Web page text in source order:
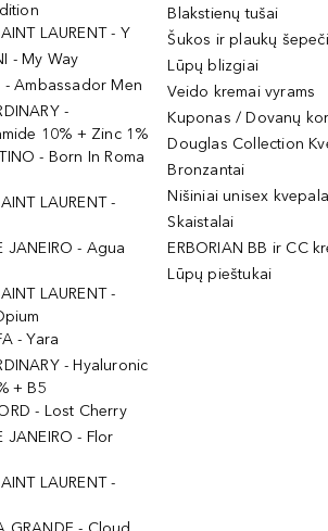
LAURENT - Y
- My Way
- Ambassador Men
-
10% + Zinc 1%
- Born In Roma
LAURENT -
JANEIRO - Agua
LAURENT -
- Yara
- Hyaluronic
+ B5
- Lost Cherry
JANEIRO - Flor
LAURENT -
Blakstienų tušai
Šukos ir plaukų
Lūpų blizgiai
Veido kremai vyrams
Kuponas / Dovanų
Douglas Collection
Bronzantai
Nišiniai unisex
Skaistalai
ERBORIAN BB ir CC
Lūpų pieštukai